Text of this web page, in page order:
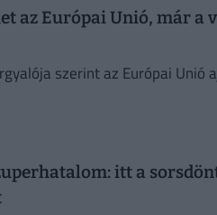
az Európai Unió, már a
szerint az Európai Unió
itt a